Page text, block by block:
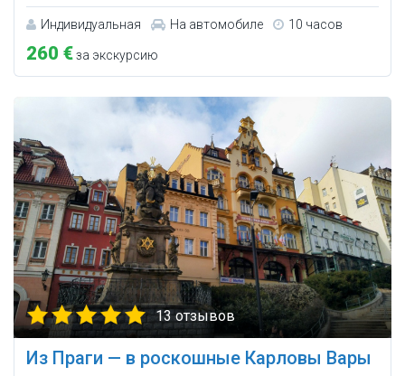
Индивидуальная На автомобиле 10 часов
260 €за экскурсию
13 отзывов
Из Праги — в роскошные Карловы Вары